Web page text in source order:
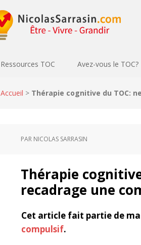
Ressources TOC Avez-vous le TOC?
Accueil > Thérapie cognitive du TOC:
PAR NICOLAS SARRASIN
Thérapie
recadrage une
Cet article fait partie de ma
compulsif.